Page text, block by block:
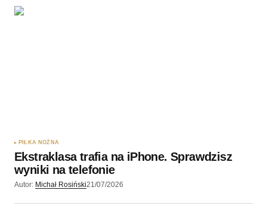
PIŁKA NOŻNA
Ekstraklasa trafia na iPhone. Sprawdzisz
wyniki na telefonie
Autor: Michał Rosiński21/07/2026